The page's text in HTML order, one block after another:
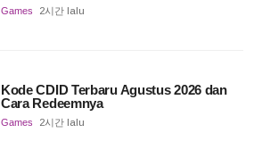
Games 2시간 lalu
Kode CDID Terbaru Agustus 2026 dan
Cara Redeemnya
Games 2시간 lalu